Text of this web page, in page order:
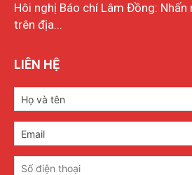
Hôi nghị Báo chí Lâm Đồng:
trên địa...
LIÊN HỆ